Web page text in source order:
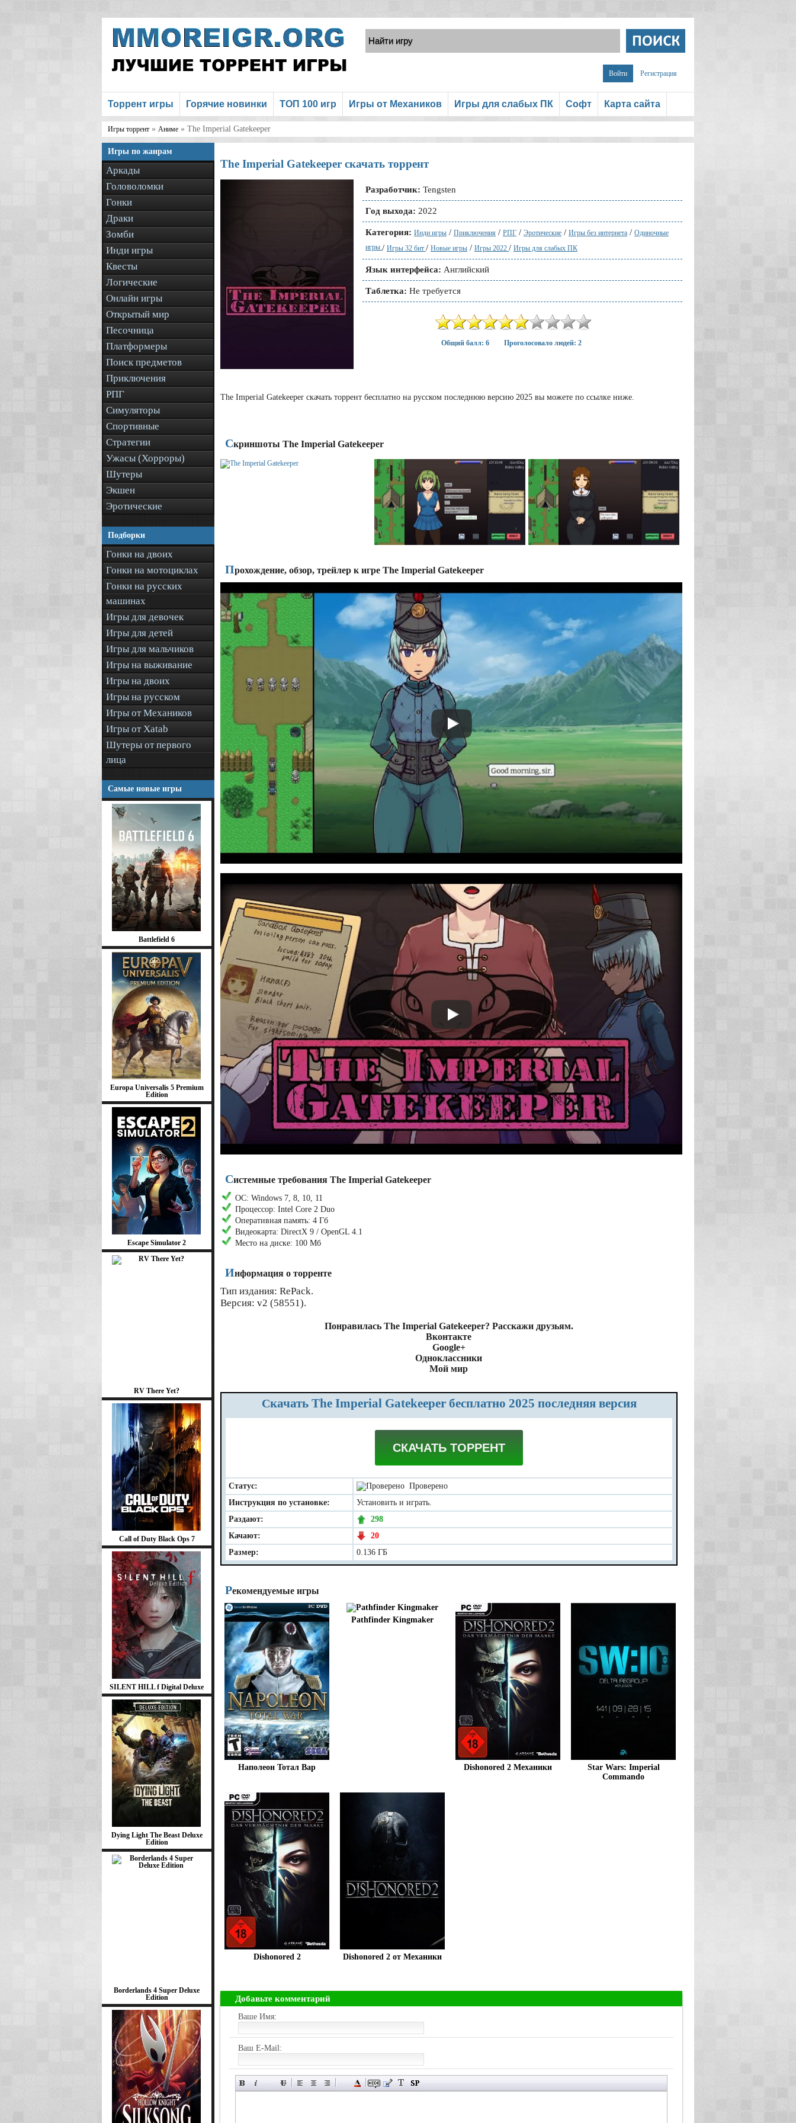
Войти Регистрация
Торрент игры Горячие новинки ТОП 100 игр Игры от Механиков Игры для слабых ПК Софт Карта сайта
Игры торрент » Аниме » The Imperial Gatekeeper
Игры по жанрам
Аркады
Головоломки
Гонки
Драки
Зомби
Инди игры
Квесты
Логические
Онлайн игры
Открытый мир
Песочница
Платформеры
Поиск предметов
Приключения
РПГ
Симуляторы
Спортивные
Стратегии
Ужасы (Хорроры)
Шутеры
Экшен
Эротические
Подборки
Гонки на двоих
Гонки на мотоциклах
Гонки на русских
машинах
Игры для девочек
Игры для детей
Игры для мальчиков
Игры на выживание
Игры на двоих
Игры на русском
Игры от Механиков
Игры от Xatab
Шутеры от первого
лица
Самые новые игры
Battlefield 6
Europa Universalis 5 Premium
Edition
Escape Simulator 2
RV There Yet?
Call of Duty Black Ops 7
SILENT HILL f Digital Deluxe
Dying Light The Beast Deluxe
Edition
Borderlands 4 Super Deluxe
Edition
The Imperial Gatekeeper скачать торрент
Разработчик: Tengsten
Год выхода: 2022
Категория: Инди игры / Приключения / РПГ / Эротические / Игры без интернета / Одиночные
игры/ Игры 32 бит / Новые игры / Игры 2022 / Игры для слабых ПК
Язык интерфейса: Английский
Таблетка: Не требуется
Общий балл: 6 Проголосовало людей: 2
The Imperial Gatekeeper скачать торрент бесплатно на русском последнюю версию 2025 вы можете по ссылке ниже.
Скриншоты The Imperial Gatekeeper
Прохождение, обзор, трейлер к игре The Imperial Gatekeeper
Системные требования The Imperial Gatekeeper
ОС: Windows 7, 8, 10, 11
Процессор: Intel Core 2 Duo
Оперативная память: 4 Гб
Видеокарта: DirectX 9 / OpenGL 4.1
Место на диске: 100 Мб
Информация о торренте
Тип издания: RePack.
Версия: v2 (58551).
Понравилась The Imperial Gatekeeper? Расскажи друзьям.
Вконтакте
Google+
Одноклассники
Мой мир
Скачать The Imperial Gatekeeper бесплатно 2025 последняя версия
СКАЧАТЬ ТОРРЕНТ
Статус:
Проверено
Инструкция по установке:
Установить и играть.
Раздают:
298
Качают:
20
Размер:
0.136 ГБ
Рекомендуемые игры
Наполеон Тотал Вар
Pathfinder Kingmaker
Dishonored 2 Механики
Star Wars: Imperial
Commando
Dishonored 2 Dishonored 2 от Механики
Добавьте комментарий
Ваше Имя:
Ваш E-Mail: